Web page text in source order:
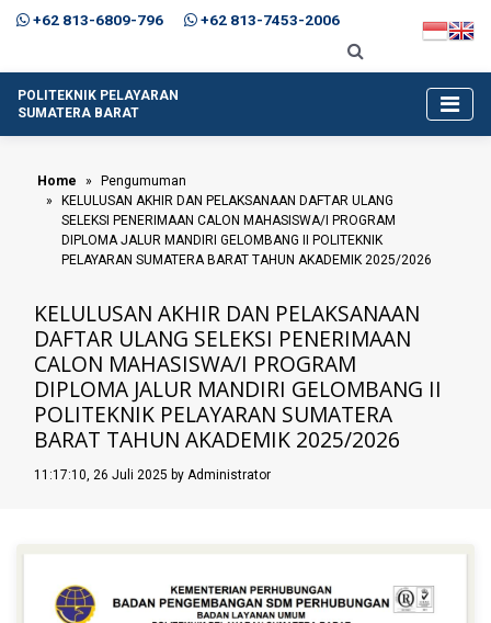
+62 813-6809-796 +62 813-7453-2006
POLITEKNIK PELAYARAN
SUMATERA BARAT
Home
Pengumuman
KELULUSAN AKHIR DAN PELAKSANAAN DAFTAR ULANG
SELEKSI PENERIMAAN CALON MAHASISWA/I PROGRAM
DIPLOMA JALUR MANDIRI GELOMBANG II POLITEKNIK
PELAYARAN SUMATERA BARAT TAHUN AKADEMIK 2025/2026
KELULUSAN AKHIR DAN PELAKSANAAN
DAFTAR ULANG SELEKSI PENERIMAAN
CALON MAHASISWA/I PROGRAM
DIPLOMA JALUR MANDIRI GELOMBANG II
POLITEKNIK PELAYARAN SUMATERA
BARAT TAHUN AKADEMIK 2025/2026
11:17:10, 26 Juli 2025 by Administrator